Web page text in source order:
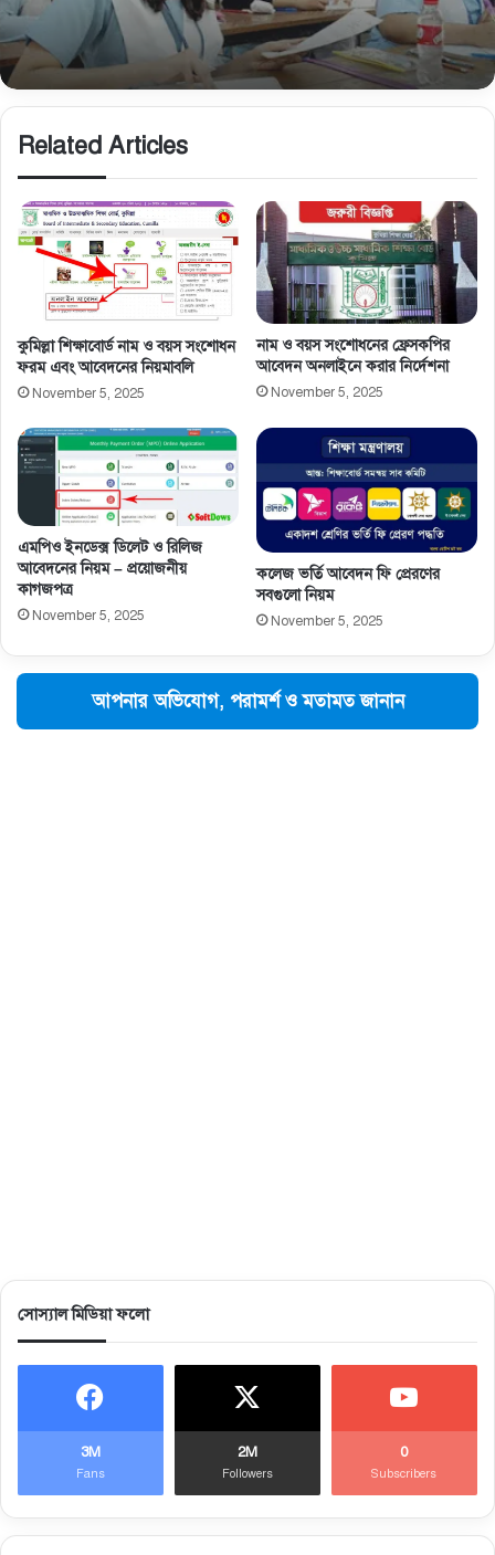
ষষ্ঠ, অষ্টম ও নবম শ্রেণির বোর্ড রেজিস্ট্রেশন: ভুল-ভ্রান্তি
এড়াতে প্রতিষ্ঠান প্রধানের করণীয়
Related Articles
কুমিল্লা শিক্ষাবোর্ড নাম ও বয়স সংশোধন
ফরম এবং আবেদনের নিয়মাবলি
November 5, 2025
নাম ও বয়স সংশােধনের ফ্রেসকপির
আবেদন অনলাইনে করার নির্দেশনা
November 5, 2025
এমপিও ইনডেক্স ডিলেট ও রিলিজ
আবেদনের নিয়ম – প্রয়োজনীয়
কাগজপত্র
November 5, 2025
কলেজ ভর্তি আবেদন ফি প্রেরণের
সবগুলো নিয়ম
November 5, 2025
আপনার অভিযোগ, পরামর্শ ও মতামত জানান
সোস্যাল মিডিয়া ফলো
3M
Fans
2M
Followers
0
Subscribers